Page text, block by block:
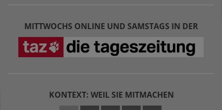
MITTWOCHS ONLINE UND SAMSTAGS IN DER
KONTEXT: WEIL SIE MITMACHEN